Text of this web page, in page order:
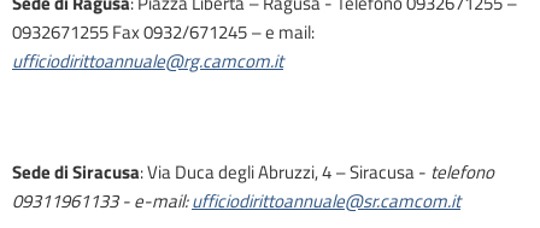
0932671255 Fax 0932/671245 – e mail:
ufficiodirittoannuale@rg.camcom.it
Sede di Siracusa: Via Duca degli Abruzzi, 4 – Siracusa - telefono
09311961133- e-mail:ufficiodirittoannuale@sr.camcom.it